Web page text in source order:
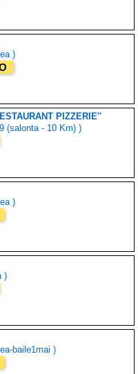
)
PIZZERIE''
(salonta - 10 Km) )
)
)
baile1mai )